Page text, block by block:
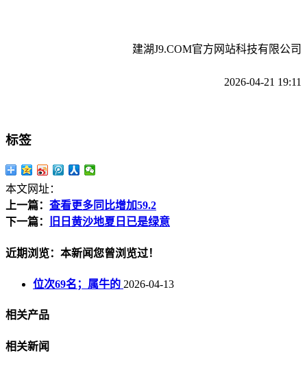
建湖J9.COM官方网站科技有限公司
2026-04-21 19:11
标签
本文网址：
上一篇： 查看更多同比增加59.2
下一篇：
旧日黄沙地夏日已是绿意
近期浏览：本新闻您曾浏览过！
位次69名；属牛的 2026-04-13
相关产品
相关新闻